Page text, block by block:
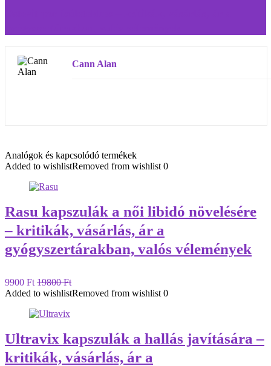
Cann Alan
Analógok és kapcsolódó termékek
Added to wishlistRemoved from wishlist 0
Rasu kapszulák a női libidó növelésére
– kritikák, vásárlás, ár a
gyógyszertárakban, valós vélemények
9900 Ft 19800 Ft
Added to wishlistRemoved from wishlist 0
Ultravix kapszulák a hallás javítására –
kritikák, vásárlás, ár a